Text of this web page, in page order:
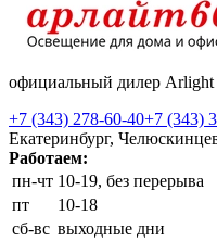
официальный дилер Arlight
+7 (343) 278-60-40+7 (343)
Екатеринбург,
Работаем:
пн-чт 10-19, без перерыва
пт
10-18
сб-вс выходные дни